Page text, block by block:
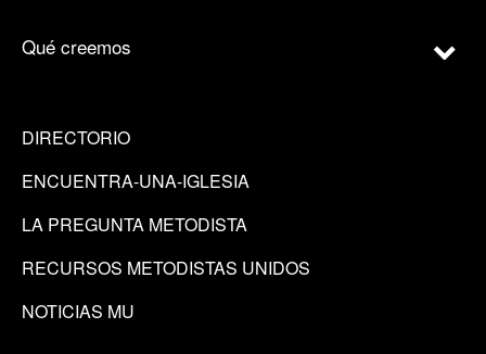
Qué creemos
DIRECTORIO
ENCUENTRA-UNA-IGLESIA
LA PREGUNTA METODISTA
RECURSOS METODISTAS UNIDOS
NOTICIAS MU